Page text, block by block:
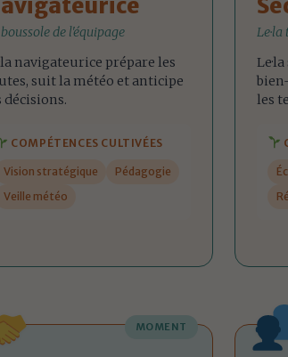
de l'équipage
navigateurice prépare les
suit la météo et anticipe
décisions.
COMPÉTENCES CULTIVÉES
Vision stratégique
Pédagogie
Veille météo
les
MOMENT